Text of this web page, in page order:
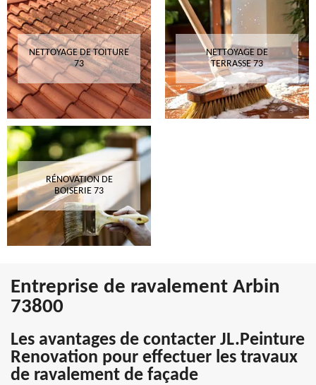
NETTOYAGE DE TOITURE
73
NETTOYAGE DE
TERRASSE 73
RÉNOVATION DE
BOISERIE 73
Entreprise de ravalement Arbin
73800
Les avantages de contacter JL.Peinture
Renovation pour effectuer les travaux
de ravalement de façade